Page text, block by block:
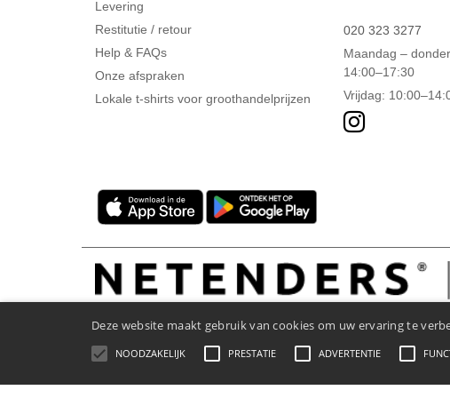
Levering
Restitutie / retour
Help & FAQs
Onze afspraken
Lokale t-shirts voor groothandelprijzen
020 323 3277
Maandag –
14:00–17:30
Vrijdag:
Wettelijke bepalingen-Privacybeleid -Algemene Toegangs - En
Deze website maakt gebruik van cookies om uw ervaring te
NOODZAKELIJK PRESTATIE ADVERTENTIE